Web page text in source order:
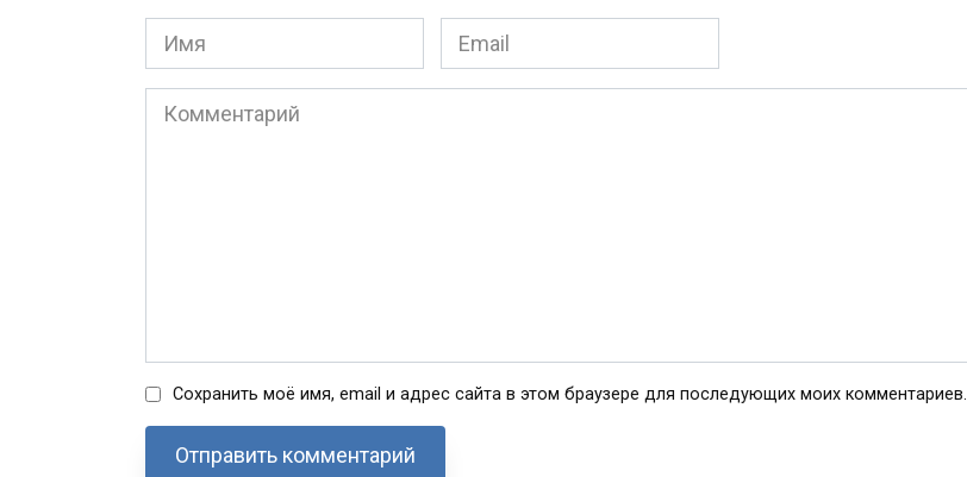
Имя
*
Email
*
Комментарий
Сохранить моё имя, email и адрес сайта в этом браузере для последующих моих комментариев.